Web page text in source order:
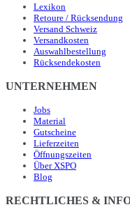
Lexikon
Retoure / Rücksendung
Versand Schweiz
Versandkosten
Auswahlbestellung
Rücksendekosten
UNTERNEHMEN
Jobs
Material
Gutscheine
Lieferzeiten
Öffnungszeiten
Über XSPO
Blog
RECHTLICHES &